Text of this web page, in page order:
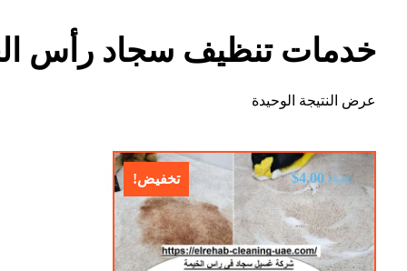
خدمات تنظيف سجاد رأس
عرض النتيجة الوحيدة
تخفيض! $6.00
$4.00